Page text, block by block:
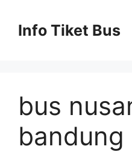
contentInfo Tiket Bus
bus
bandung